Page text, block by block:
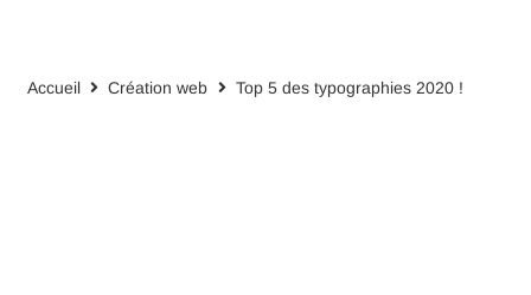
Accueil Création web Top 5 des typographies 2020 !